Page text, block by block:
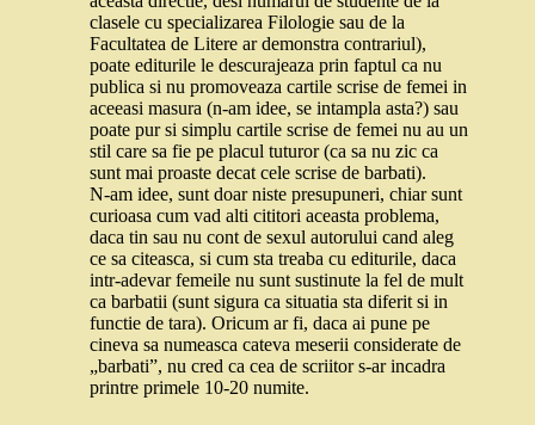
clasele cu specializarea Filologie sau de la
Facultatea de Litere ar demonstra contrariul),
poate editurile le descurajeaza prin faptul ca nu
publica si nu promoveaza cartile scrise de femei in
aceeasi masura (n-am idee, se intampla asta?) sau
poate pur si simplu cartile scrise de femei nu au un
stil care sa fie pe placul tuturor (ca sa nu zic ca
sunt mai proaste decat cele scrise de barbati).
N-am idee, sunt doar niste presupuneri, chiar sunt
curioasa cum vad alti cititori aceasta problema,
daca tin sau nu cont de sexul autorului cand aleg
ce sa citeasca, si cum sta treaba cu editurile, daca
intr-adevar femeile nu sunt sustinute la fel de mult
ca barbatii (sunt sigura ca situatia sta diferit si in
functie de tara). Oricum ar fi, daca ai pune pe
cineva sa numeasca cateva meserii considerate de
„barbati”, nu cred ca cea de scriitor s-ar incadra
printre primele 10-20 numite.